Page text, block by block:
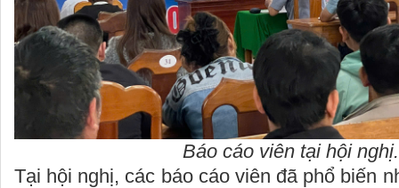
Báo cáo viên tại hội nghị.
Tại hội nghị, các báo cáo viên đã phổ biến